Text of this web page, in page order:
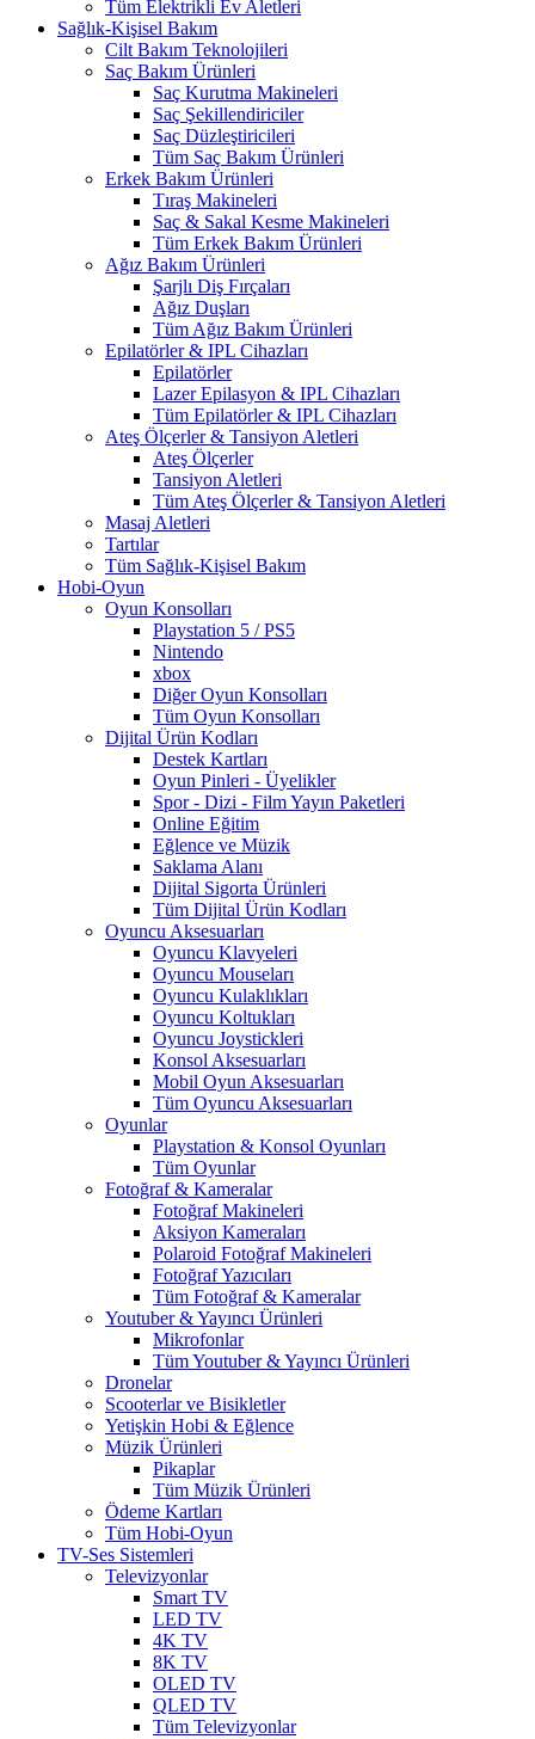
Tüm Elektrikli Ev Aletleri
Sağlık-Kişisel Bakım
Cilt Bakım Teknolojileri
Saç Bakım Ürünleri
Saç Kurutma Makineleri
Saç Şekillendiriciler
Saç Düzleştiricileri
Tüm Saç Bakım Ürünleri
Erkek Bakım Ürünleri
Tıraş Makineleri
Saç & Sakal Kesme Makineleri
Tüm Erkek Bakım Ürünleri
Ağız Bakım Ürünleri
Şarjlı Diş Fırçaları
Ağız Duşları
Tüm Ağız Bakım Ürünleri
Epilatörler & IPL Cihazları
Epilatörler
Lazer Epilasyon & IPL Cihazları
Tüm Epilatörler & IPL Cihazları
Ateş Ölçerler & Tansiyon Aletleri
Ateş Ölçerler
Tansiyon Aletleri
Tüm Ateş Ölçerler & Tansiyon Aletleri
Masaj Aletleri
Tartılar
Tüm Sağlık-Kişisel Bakım
Hobi-Oyun
Oyun Konsolları
Playstation 5 / PS5
Nintendo
xbox
Diğer Oyun Konsolları
Tüm Oyun Konsolları
Dijital Ürün Kodları
Destek Kartları
Oyun Pinleri - Üyelikler
Spor - Dizi - Film Yayın Paketleri
Online Eğitim
Eğlence ve Müzik
Saklama Alanı
Dijital Sigorta Ürünleri
Tüm Dijital Ürün Kodları
Oyuncu Aksesuarları
Oyuncu Klavyeleri
Oyuncu Mouseları
Oyuncu Kulaklıkları
Oyuncu Koltukları
Oyuncu Joystickleri
Konsol Aksesuarları
Mobil Oyun Aksesuarları
Tüm Oyuncu Aksesuarları
Oyunlar
Playstation & Konsol Oyunları
Tüm Oyunlar
Fotoğraf & Kameralar
Fotoğraf Makineleri
Aksiyon Kameraları
Polaroid Fotoğraf Makineleri
Fotoğraf Yazıcıları
Tüm Fotoğraf & Kameralar
Youtuber & Yayıncı Ürünleri
Mikrofonlar
Tüm Youtuber & Yayıncı Ürünleri
Dronelar
Scooterlar ve Bisikletler
Yetişkin Hobi & Eğlence
Müzik Ürünleri
Pikaplar
Tüm Müzik Ürünleri
Ödeme Kartları
Tüm Hobi-Oyun
TV-Ses Sistemleri
Televizyonlar
Smart TV
LED TV
4K TV
8K TV
OLED TV
QLED TV
Tüm Televizyonlar